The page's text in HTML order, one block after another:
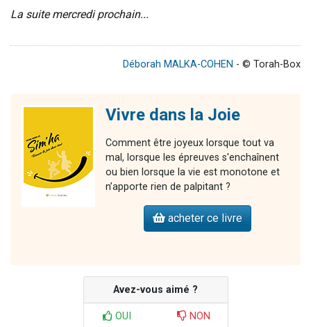
La suite mercredi prochain...
Déborah MALKA-COHEN - © Torah-Box
Vivre dans la Joie
Comment être joyeux lorsque tout va
mal, lorsque les épreuves s'enchaînent
ou bien lorsque la vie est monotone et
n’apporte rien de palpitant ?
acheter ce livre
Avez-vous aimé ?
OUI NON